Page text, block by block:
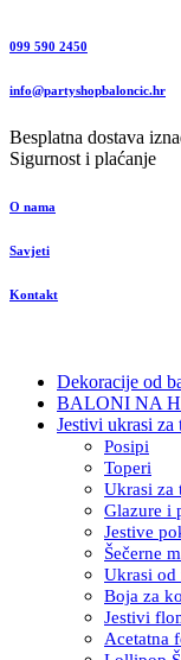
099 590 2450
info@partyshopbaloncic.hr
Besplatna dostava
Sigurnost i plaćanje
O nama
Savjeti
Kontakt
Dekoracije od
BALONI NA
Jestivi ukrasi za
Posipi
Toperi
Ukrasi za
Glazure i
Jestive
Šečerne
Ukrasi od
Boja za
Jestivi
Acetatna